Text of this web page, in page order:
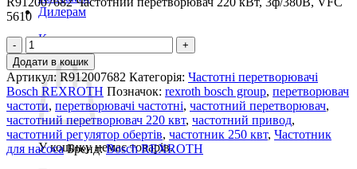
Дилерам
Кошик
Кошик
У кошику немає товарів.
5610
R912007682
Частотний
перетворювач
VFC5610
220кВт
3ф/380В
кількість
Додати в кошик
Артикул: R912007682 Категорія: Частотні перетворювачі
Bosch REXROTH Позначок: rexroth bosch group, перетворювач
частоти, перетворювачi частотнi, частотний перетворювач,
частотний перетворювач 220 квт, частотний привод,
частотний регулятор обертів, частотник 250 квт, Частотник
для насоса Бренд:Bosch REXROTH